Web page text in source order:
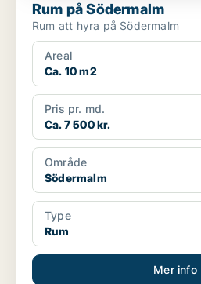
Rum på Södermalm
Rum att hyra på Södermalm
Areal
Ca. 10 m2
Pris pr. md.
Ca. 7 500 kr.
Område
Södermalm
Type
Rum
Mer info